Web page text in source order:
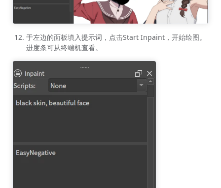
于左边的面板填入提示词，点击Start Inpaint，开始绘图。
进度条可从终端机查看。